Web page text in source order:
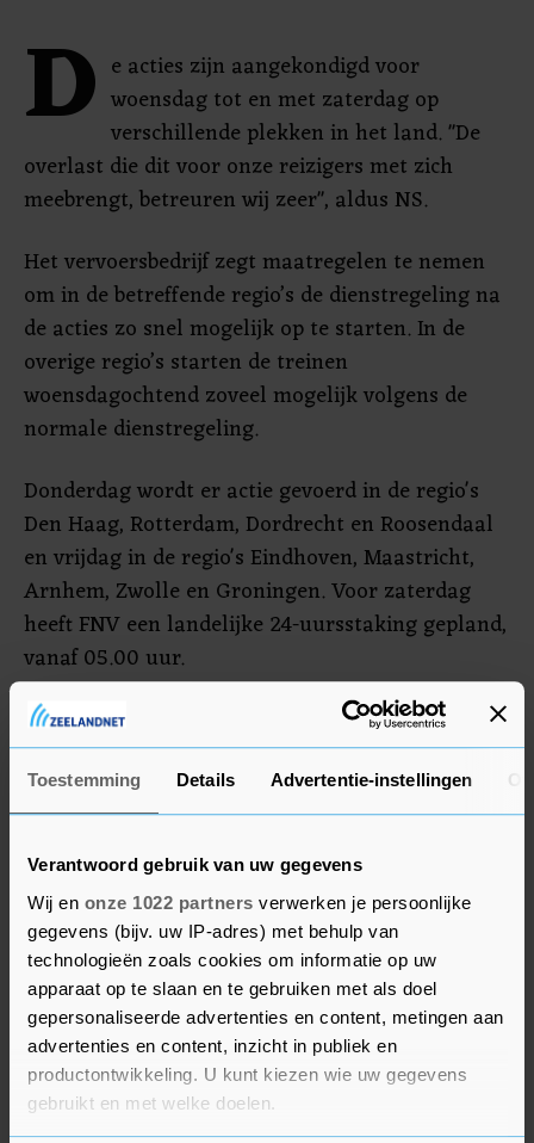
Toestemming Details Advertentie-instellingen
Verantwoord gebruik van uw gegevens
Wij en onze 1022 partners verwerken je persoonlijke
gegevens (bijv. uw IP-adres) met behulp van
technologieën zoals cookies om informatie op uw
apparaat op te slaan en te gebruiken met als doel
gepersonaliseerde advertenties en content, metingen aan
advertenties en content, inzicht in publiek en
productontwikkeling. U kunt kiezen wie uw gegevens
gebruikt en met welke doelen.
D e acties zijn aangekondigd voor
woensdag tot en met zaterdag op
verschillende plekken in het land. "De
overlast die dit voor onze reizigers met zich
meebrengt, betreuren wij zeer", aldus NS.
Het vervoersbedrijf zegt maatregelen te nemen
om in de betreffende regio’s de dienstregeling na
de acties zo snel mogelijk op te starten. In de
overige regio’s starten de treinen
woensdagochtend zoveel mogelijk volgens de
normale dienstregeling.
Donderdag wordt er actie gevoerd in de regio's
Den Haag, Rotterdam, Dordrecht en Roosendaal
en vrijdag in de regio's Eindhoven, Maastricht,
Arnhem, Zwolle en Groningen. Voor zaterdag
heeft FNV een landelijke 24-uursstaking gepland,
vanaf 05.00 uur.
ProRail verwierp na maanden van
onderhandelen een ultimatum van FNV. Er is
onder meer onenigheid over de looptijd van de
cao en het percentage loonsverhoging.